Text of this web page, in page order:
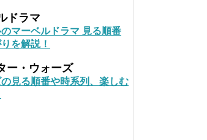
ドラマ
マーベルドラマ 見る順番
を解説！
ー・ウォーズ
見る順番や時系列、楽しむ